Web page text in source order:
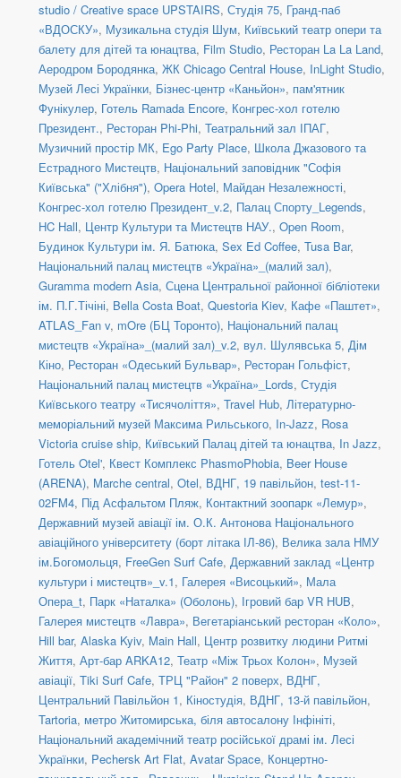
studio / Creative space UPSTAIRS, Студія 75, Гранд-паб
«ВДОСКУ», Музикальна студія Шум, Київський театр опери та
балету для дітей та юнацтва, Film Studio, Ресторан La La Land,
Аеродром Бородянка, ЖК Chicago Central House, InLight Studio,
Музей Лесі Українки, Бізнес-центр «Каньйон», пам'ятник
Фунікулер, Готель Ramada Encore, Конгрес-хол готелю
Президент., Ресторан Phi-Phi, Театральний зал ІПАГ,
Музичний простір МК, Ego Party Place, Школа Джазового та
Естрадного Мистецтв, Національний заповідник "Софія
Київська" ("Хлібня"), Opera Hotel, Майдан Незалежності,
Конгрес-хол готелю Президент_v.2, Палац Спорту_Legends,
HC Hall, Центр Культури та Мистецтв НАУ., Open Room,
Будинок Культури ім. Я. Батюка, Sex Ed Coffee, Tusa Bar,
Національний палац мистецтв «Україна»_(малий зал),
Guramma modern Asia, Сцена Центральної районної бібліотеки
ім. П.Г.Тічіні, Bella Costa Boat, Questoria Kiev, Кафе «Паштет»,
ATLAS_Fan v, mOre (БЦ Торонто), Національний палац
мистецтв «Україна»_(малий зал)_v.2, вул. Шулявська 5, Дім
Кіно, Ресторан «Одеський Бульвар», Ресторан Гольфіст,
Національний палац мистецтв «Україна»_Lords, Студія
Київського театру «Тисячоліття», Travel Hub, Літературно-
меморіальний музей Максима Рильського, In-Jazz, Rosa
Victoria cruise ship, Київський Палац дітей та юнацтва, In Jazz,
Готель Otel', Квест Комплекс PhasmoPhobia, Beer House
(ARENA), Marche central, Otel, ВДНГ, 19 павільйон, test-11-
02FM4, Під Асфальтом Пляж, Контактний зоопарк «Лемур»,
Державний музей авіації ім. О.К. Антонова Національного
авіаційного університету (борт літака ІЛ-86), Велика зала НМУ
ім.Богомольця, FreeGen Surf Cafe, Державний заклад «Центр
культури і мистецтв»_v.1, Галерея «Висоцький», Мала
Опера_t, Парк «Наталка» (Оболонь), Ігровий бар VR HUB,
Галерея мистецтв «Лавра», Вегетаріанський ресторан «Коло»,
Hill bar, Alaska Kyiv, Main Hall, Центр розвитку людини Ритмі
Життя, Арт-бар ARKA12, Театр «Між Трьох Колон», Музей
авіації, Tiki Surf Cafe, ТРЦ "Район" 2 поверх, ВДНГ,
Центральний Павільйон 1, Кіностудія, ВДНГ, 13-й павільйон,
Tartoria, метро Житомирська, біля автосалону Інфініті,
Національний академічний театр російської драмі ім. Лесі
Українки, Pechersk Art Flat, Avatar Space, Концертно-